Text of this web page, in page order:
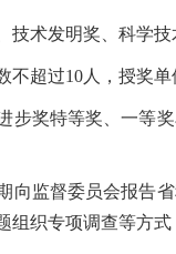
术发明奖、科学
不超过10人，授奖
步奖特等奖、一等
监督委员会报告
组织专项调查等方